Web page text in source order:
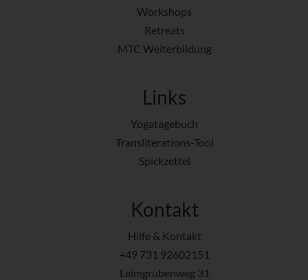
Workshops
Retreats
MTC Weiterbildung
Links
Yogatagebuch
Transliterations-Tool
Spickzettel
Kontakt
Hilfe & Kontakt
+49 731 92602151
Leimgrubenweg 31